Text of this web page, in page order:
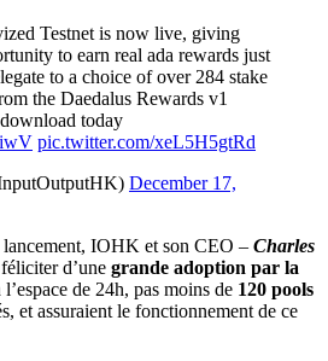
Testnet is now live, giving
to earn real ada rewards just
to a choice of over 284 stake
the Daedalus Rewards v1
today
pic.twitter.com/xeL5H5gtRd
December 17,
lancement, IOHK et son CEO – Charles
d’une grande adoption par la
de 24h, pas moins de 120 pools
et assuraient le fonctionnement de ce